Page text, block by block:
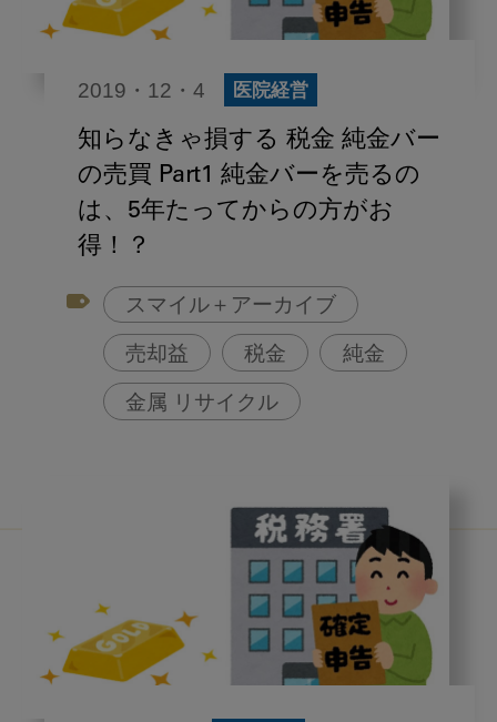
2019・12・4 医院経営
知らなきゃ損する 税金 純金バー
の売買 Part1 純金バーを売るの
は、5年たってからの方がお
得！？
スマイル＋アーカイブ
売却益 税金 純金
金属 リサイクル